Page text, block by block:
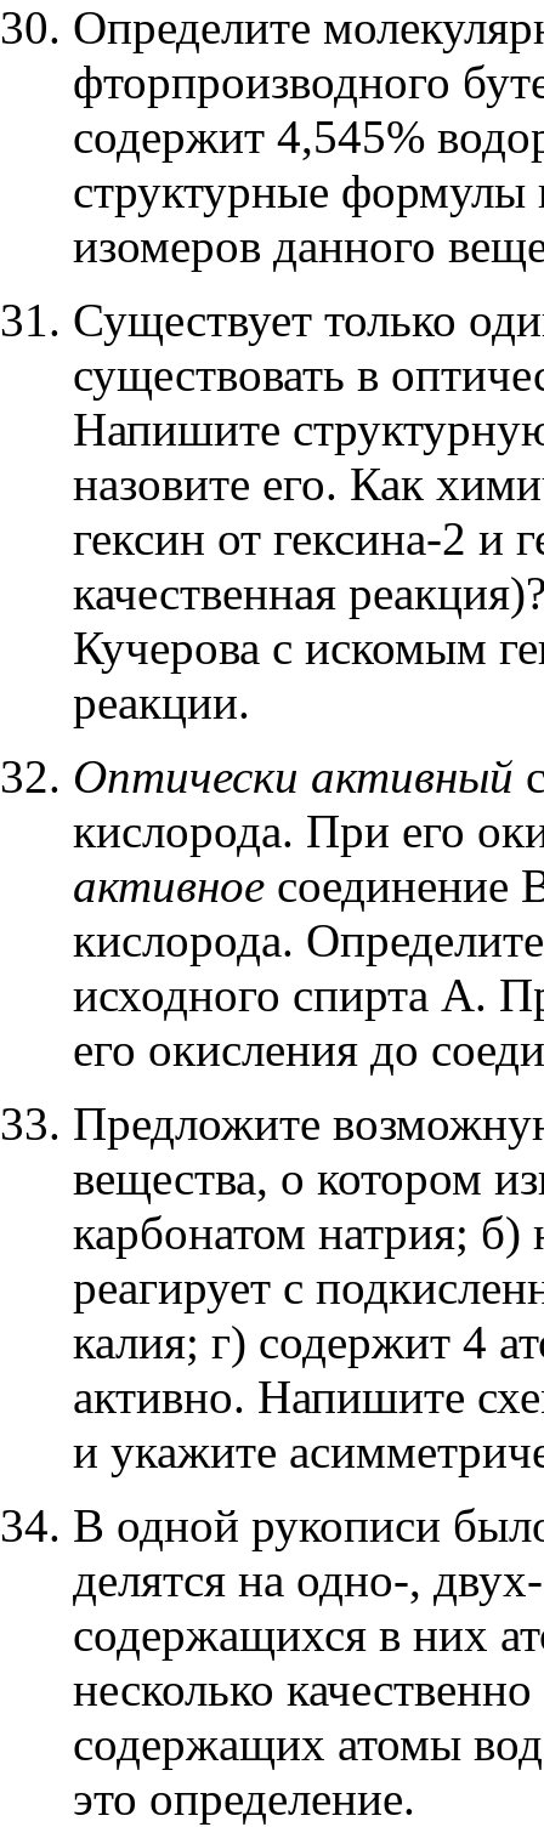
Определите
фторпроизводного
содержит 4,545%
структурные формулы
изомеров данного
Существует только
существовать в
Напишите
назовите его. Как
гексин от гексина-2 и
качественная
Кучерова с искомым
реакции.
Оптически активный
кислорода. При его
активное соединение
кислорода.
исходного спирта A.
его окисления до
Предложите
вещества, о котором
карбонатом натрия; б)
реагирует с
калия; г) содержит 4
активно. Напишите
и укажите
В одной рукописи
делятся на одно-,
содержащихся в них
несколько
содержащих атомы
это определение.